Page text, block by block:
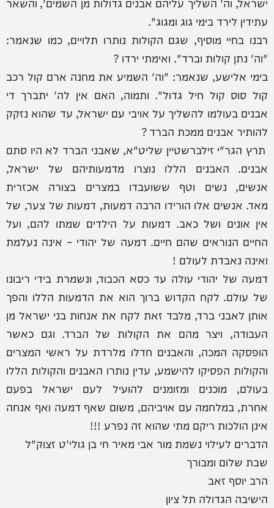
עתידין לירד בימי גוג ומגוג".
רבנו בחיי מוסיף, שגם הקולות נותרו תלויים, כמו שנאמר:
"וה' נתן קולות וברד". ואימתי ירדו ?
בימי אלישע, שנאמר: "וה' השמיע את מחנה ארם קול רכב
קול סוס קול חיל גדול". ותמוה, האם אין לה' יתברך די
אבנים בעולמו להשליך על אויבי עם ישראל, עד שהוא נזקק
להותיר אבנים ממכת הברד ?
תרץ הגר"י זילברשטיין שליט"א, שאבני הברד לא היו סתם
אבנים. האבנים הללו נוצרו מדמעותיהם של ישראל,
אנשים, נשים וטף ששועבדו במצרים בצורה אכזרית
מאד. אנשים אלו הורידו הרבה דמעות, דמעות של צער, של
אין אונים ושל כאב. דמעות על הילדים שמתו להם, ועל
החיים הנוראים שהם חיים. דמעה של יהודי – אינה נעלמת
ואינה נאבדת לעולם !
דמעה של יהודי עולה עד כסא הכבוד, ונשמרת בידי ריבונו
של עולם. לקח הקדוש ברוך הוא את הדמעות הללו והפך
אותן לאבני ברד, מלבד זאת לקח את אנחות בני ישראל מן
העבודה, ויצר מהם את הקולות של הברד. וגם כאשר
הופסקה המכה, והאבנים חדלו מלרדת על ראשי המצרים
והקולות הפסיקו להישמע, עדין נותרו האבנים והקולות הללו
בעולם, מוכנים ומזומנים להועיל לעם ישראל בפעם
אחרת, במלחמה עם אויביהם, משום שאף דמעה ואף אנחה
אינן הולכות ריקם מתי שהוא זה נפרע !!!
הדברים לעילוי נשמת מור אבי מאיר חי בן גולי'ט זצוק"ל
שבת שלום ומבורך
הרב יוסף זאב
הישיבה הגדולה תל ציון